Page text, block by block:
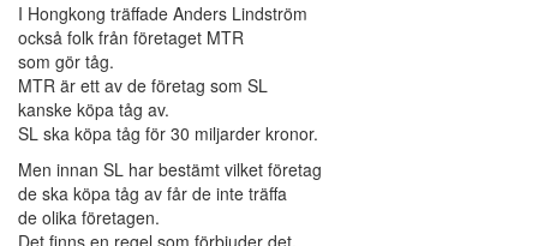
I Hongkong träffade Anders Lindström
också folk från företaget MTR
som gör tåg.
MTR är ett av de företag som SL
kanske köpa tåg av.
SL ska köpa tåg för 30 miljarder kronor.
Men innan SL har bestämt vilket företag
de ska köpa tåg av får de inte träffa
de olika företagen.